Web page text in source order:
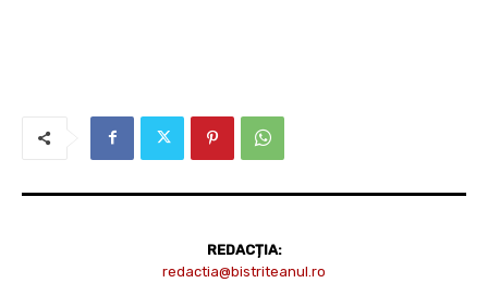
REDACȚIA:
redactia@bistriteanul.ro